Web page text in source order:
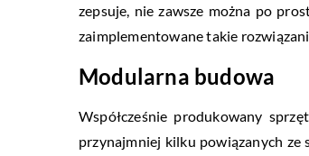
zepsuje, nie zawsze można po
zaimplementowane takie
Modularna budowa
Współcześnie produkowany
przynajmniej kilku powiązanych ze